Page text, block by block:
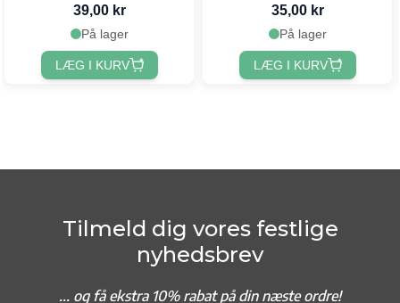
39,00 kr
På lager
LÆG I KURV
35,00 kr
På lager
LÆG I KURV
Tilmeld dig vores festlige
nyhedsbrev
... og få ekstra 10% rabat på din næste ordre!